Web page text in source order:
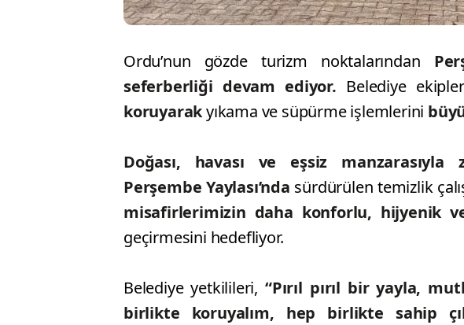
Ordu’nun gözde turizm noktalarından
seferberliği devam ediyor. Belediye
koruyarakyıkama ve süpürme işlemlerini
Doğası, havası ve eşsiz
Perşembe Yaylası’nda sürdürülen temizlik
misafirlerimizin daha konforlu, hijyenik
geçirmesini hedefliyor.
Belediye yetkilileri,“Pırıl pırıl bir yayla,
birlikte koruyalım, hep birlikte sahip